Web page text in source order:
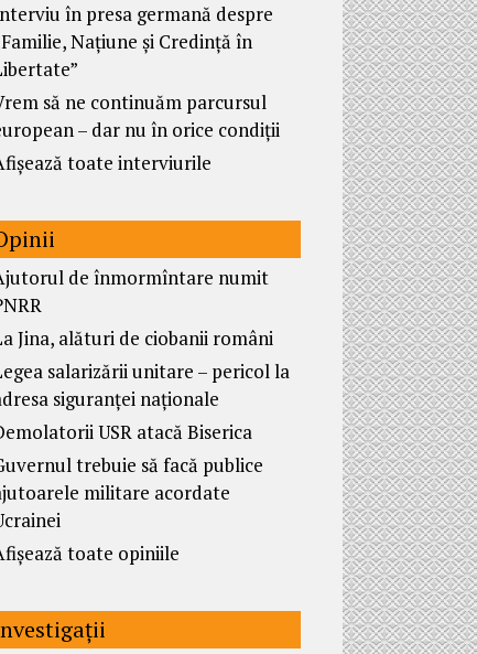
în presa germană despre
Națiune și Credință în
să ne continuăm parcursul
– dar nu în orice condiții
toate interviurile
de înmormîntare numit
Jina, alături de ciobanii români
salarizării unitare – pericol la
siguranței naționale
USR atacă Biserica
trebuie să facă publice
militare acordate
toate opiniile